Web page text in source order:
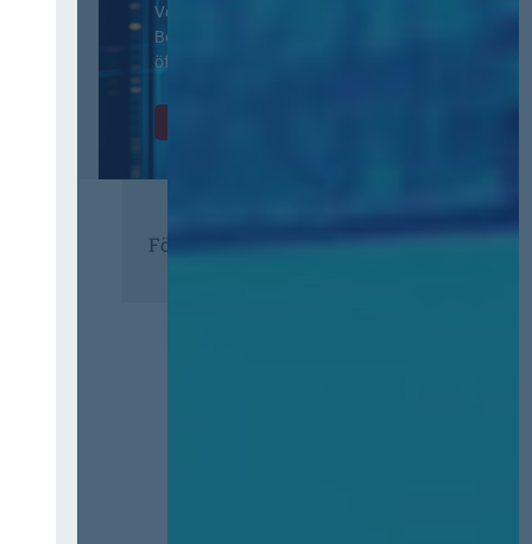
Vertragsbedingungen von IT-
Beschaffung in der
öffentlichen Verwaltung
Förderer